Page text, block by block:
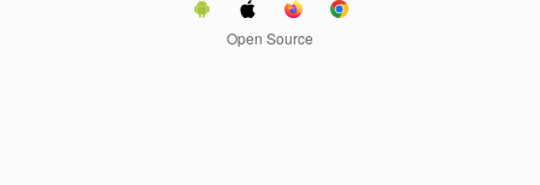
Open Source